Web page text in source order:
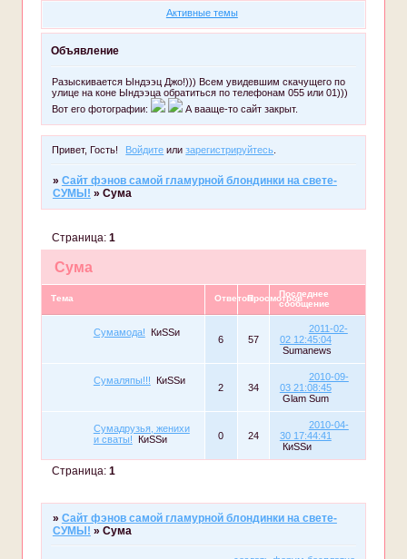
Активные темы
Объявление
Разыскивается Ындээц Джо!))) Всем увидевшим скачущего по
улице на коне Ындээца обратиться по телефонам 055 или 01)))
Вот его фотографии:
А вааще-то сайт закрыт.
Привет, Гость! Войдите илизарегистрируйтесь
» Сайт фэнов самой гламурной блондинки на свете-
CУМЫ! » Сума
Сума
Страница: 1
Тема ОтветовПросмотровПоследнее
сообщение
Сумамода! КиSSи
6 57
2011-02-
02 12:45:04
Sumanews
Сумаляпы!!! КиSSи
2 34
2010-09-
03 21:08:45
Glam Sum
Сумадрузья, женихи
и сваты!
КиSSи 0 24
2010-04-
30 17:44:41
КиSSи
Страница: 1
» Сайт фэнов самой гламурной блондинки на свете-
CУМЫ! » Сума